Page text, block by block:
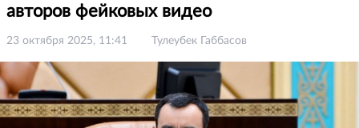
авторов фейковых видео
23 октября 2025, 11:41 Тулеубек Габбасов